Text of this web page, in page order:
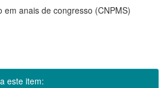
em anais de congresso (CNPMS)
este item: